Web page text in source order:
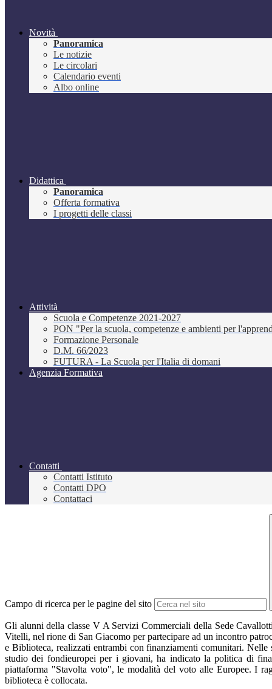
Novità
Panoramica
Le notizie
Le circolari
Calendario eventi
Albo online
Didattica
Panoramica
Offerta formativa
I progetti delle classi
Attività
Scuola e Competenze 2021-2027
PON "Per la scuola, competenze e ambienti per
Formazione Personale
D.M. 66/2023
FUTURA - La Scuola per l'Italia di domani
Agenzia Formativa
Contatti
Contatti Istituto
Contatti DPO
Contattaci
Campo di ricerca per le pagine del sito
Gli alunni della classe V A Servizi Commerciali della Sede
Vitelli, nel rione di San Giacomo per partecipare ad un incontro
e Biblioteca, realizzati entrambi con finanziamenti comunitari.
studio dei fondieuropei per i giovani, ha indicato la politica di
piattaforma "Stavolta voto", le modalità del voto alle Europee. I
biblioteca è collocata.